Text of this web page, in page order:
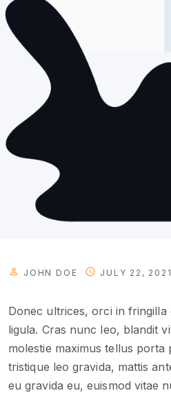
JOHN DOE JULY 22, 2021
Donec ultrices, orci in
ligula. Cras nunc leo, blandit
molestie maximus tellus
tristique leo gravida, mattis
eu gravida eu, euismod vitae